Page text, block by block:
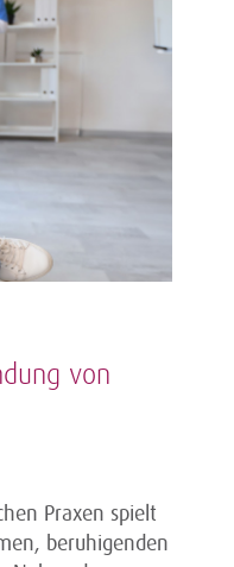
von
Praxen spielt
beruhigenden